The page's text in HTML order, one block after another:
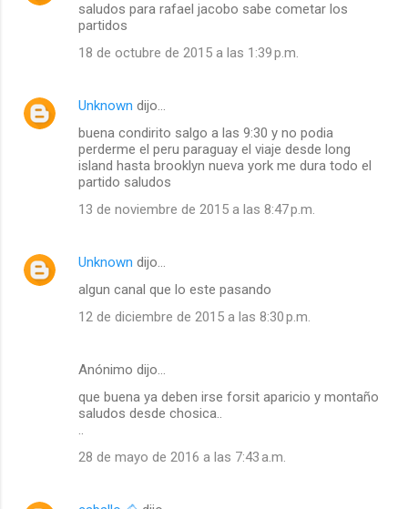
saludos para rafael jacobo sabe cometar los
partidos
18 de octubre de 2015 a las 1:39 p.m.
Unknown dijo…
buena condirito salgo a las 9:30 y no podia
perderme el peru paraguay el viaje desde long
island hasta brooklyn nueva york me dura todo el
partido saludos
13 de noviembre de 2015 a las 8:47 p.m.
Unknown dijo…
algun canal que lo este pasando
12 de diciembre de 2015 a las 8:30 p.m.
Anónimo dijo…
que buena ya deben irse forsit aparicio y montaño
saludos desde chosica..
..
28 de mayo de 2016 a las 7:43 a.m.